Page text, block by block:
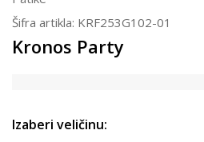
Šifra artikla: KRF253G102-01
Kronos Party
Izaberi veličinu: